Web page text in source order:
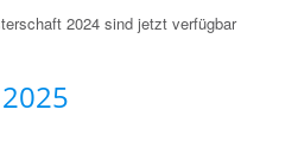
2024 sind jetzt verfügbar